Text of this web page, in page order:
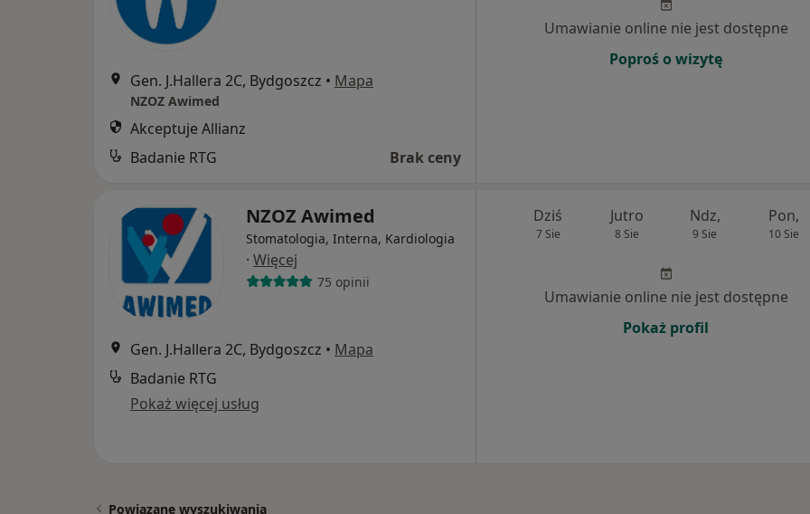
Gen. J.Hallera 2C, Bydgoszcz • Mapa
NZOZ Awimed
Akceptuje Allianz
Badanie RTG
Brak ceny
Umawianie online nie jest dostępne
Poproś o wizytę
NZOZ Awimed
Stomatologia, Interna, Kardiologia
· Więcej
75 opinii
Gen. J.Hallera 2C, Bydgoszcz • Mapa
Badanie RTG
Pokaż więcej usług
Dziś
7 Sie
Jutro
8 Sie
Ndz,
9 Sie
Pon,
10 Sie
Umawianie online nie jest dostępne
Pokaż profil
Powiązane wyszukiwania